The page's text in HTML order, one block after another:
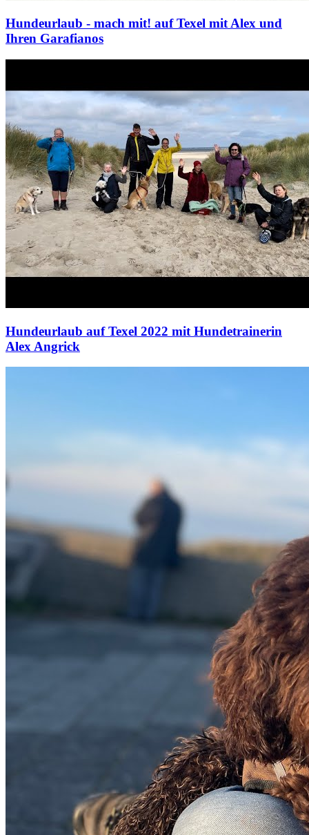
Hundeurlaub - mach mit! auf Texel mit Alex und
Ihren Garafianos
Hundeurlaub auf Texel 2022 mit Hundetrainerin
Alex Angrick